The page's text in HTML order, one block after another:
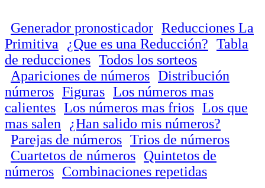
Generador pronosticador Reducciones La
Primitiva
¿Que es una Reducción? Tabla
de reducciones Todos los sorteos
Apariciones de números Distribución
números Figuras Los números mas
calientes Los números mas frios Los que
mas salen
¿Han salido mis números?
Parejas de números Trios de números
Cuartetos de números Quintetos de
números Combinaciones repetidas